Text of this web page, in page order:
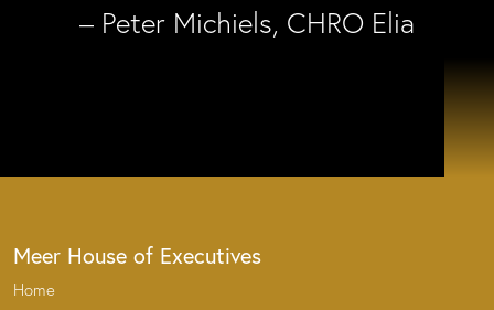
– Peter Michiels, CHRO Elia
Meer House of Executives
Home